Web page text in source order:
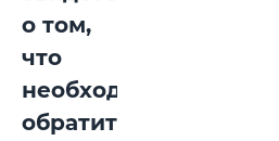
о том,
что
необходимо
обратиться